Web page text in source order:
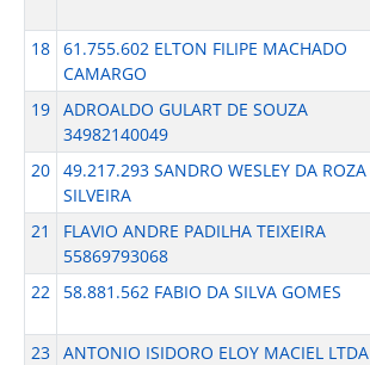
18 61.755.602 ELTON FILIPE MACHADO
CAMARGO
19 ADROALDO GULART DE SOUZA
34982140049
20 49.217.293 SANDRO WESLEY DA ROZA
SILVEIRA
21
FLAVIO ANDRE PADILHA TEIXEIRA
55869793068
22
58.881.562 FABIO DA SILVA GOMES
23 ANTONIO ISIDORO ELOY MACIEL LTDA